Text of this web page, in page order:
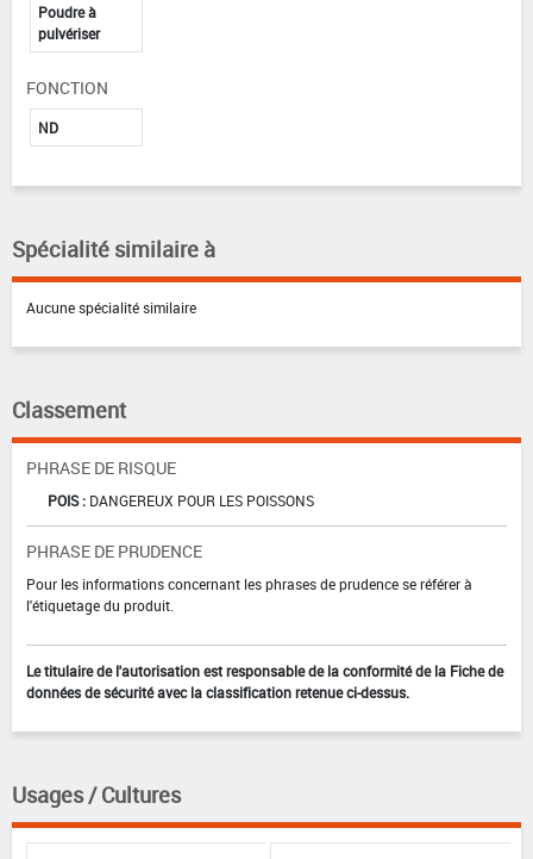
Poudre à
pulvériser
FONCTION
ND
Spécialité similaire à
Aucune spécialité similaire
Classement
PHRASE DE RISQUE
POIS : DANGEREUX POUR LES POISSONS
PHRASE DE PRUDENCE
Pour les informations concernant les phrases de prudence se référer à
l'étiquetage du produit.
Le titulaire de l'autorisation est responsable de la conformité de la Fiche de
données de sécurité avec la classification retenue ci-dessus.
Usages / Cultures